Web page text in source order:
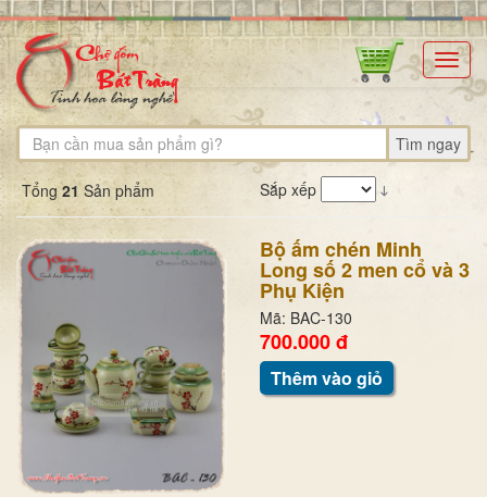
Tìm ngay
Tổng21Sản phẩm Sắp xếp
Bộ ấm chén Minh
Long số 2 men cổ và 3
Phụ Kiện
Mã: BAC-130
700.000 đ
Thêm vào giỏ